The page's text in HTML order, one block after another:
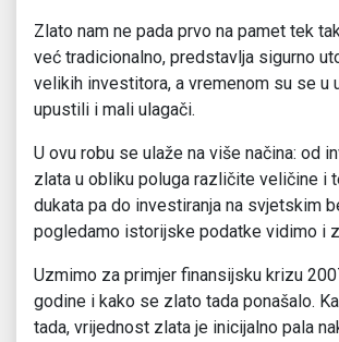
Zlato nam ne pada prvo na pamet tek
već tradicionalno, predstavlja sigurno
velikih investitora, a vremenom su se u
upustili i mali ulagači.
U ovu robu se ulaže na više načina: od
zlata u obliku poluga različite veličine i
dukata pa do investiranja na svjetskim
pogledamo istorijske podatke vidimo i
Uzmimo za primjer finansijsku krizu
godine i kako se zlato tada ponašalo.
tada, vrijednost zlata je inicijalno pala